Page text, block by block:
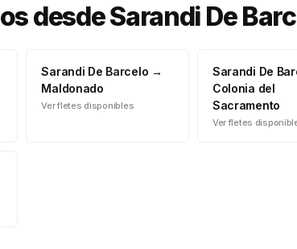
desdeSarandi De
Sarandi De Barcelo →
Maldonado
Ver fletes disponibles
Sarandi De
Colonia del
Sacramento
Ver fletes